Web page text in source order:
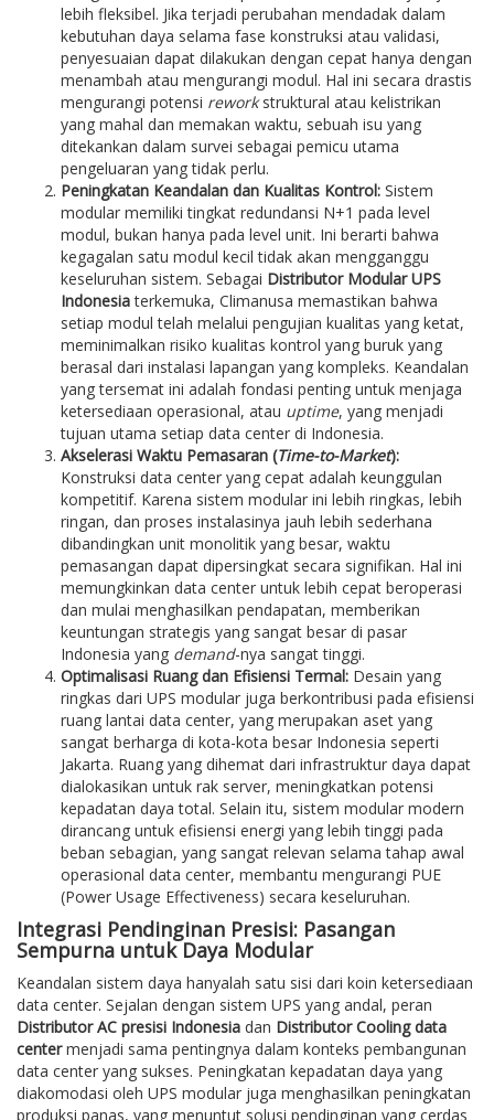
lebih fleksibel. Jika terjadi perubahan mendadak dalam
kebutuhan daya selama fase konstruksi atau validasi,
penyesuaian dapat dilakukan dengan cepat hanya dengan
menambah atau mengurangi modul. Hal ini secara drastis
mengurangi potensi reworkstruktural atau kelistrikan
yang mahal dan memakan waktu, sebuah isu yang
ditekankan dalam survei sebagai pemicu utama
pengeluaran yang tidak perlu.
Peningkatan Keandalan dan Kualitas Kontrol: Sistem
modular memiliki tingkat redundansi N+1 pada level
modul, bukan hanya pada level unit. Ini berarti bahwa
kegagalan satu modul kecil tidak akan mengganggu
keseluruhan sistem. Sebagai Distributor Modular UPS
Indonesiaterkemuka, Climanusa memastikan bahwa
setiap modul telah melalui pengujian kualitas yang ketat,
meminimalkan risiko kualitas kontrol yang buruk yang
berasal dari instalasi lapangan yang kompleks. Keandalan
yang tersemat ini adalah fondasi penting untuk menjaga
ketersediaan operasional, atau uptime, yang menjadi
tujuan utama setiap data center di Indonesia.
Akselerasi Waktu Pemasaran (Time-to-Market):
Konstruksi data center yang cepat adalah keunggulan
kompetitif. Karena sistem modular ini lebih ringkas, lebih
ringan, dan proses instalasinya jauh lebih sederhana
dibandingkan unit monolitik yang besar, waktu
pemasangan dapat dipersingkat secara signifikan. Hal ini
memungkinkan data center untuk lebih cepat beroperasi
dan mulai menghasilkan pendapatan, memberikan
keuntungan strategis yang sangat besar di pasar
Indonesia yang demand-nya sangat tinggi.
Optimalisasi Ruang dan Efisiensi Termal: Desain yang
ringkas dari UPS modular juga berkontribusi pada efisiensi
ruang lantai data center, yang merupakan aset yang
sangat berharga di kota-kota besar Indonesia seperti
Jakarta. Ruang yang dihemat dari infrastruktur daya dapat
dialokasikan untuk rak server, meningkatkan potensi
kepadatan daya total. Selain itu, sistem modular modern
dirancang untuk efisiensi energi yang lebih tinggi pada
beban sebagian, yang sangat relevan selama tahap awal
operasional data center, membantu mengurangi PUE
(Power Usage Effectiveness) secara keseluruhan.
Integrasi Pendinginan Presisi: Pasangan
Sempurna untuk Daya Modular
Keandalan sistem daya hanyalah satu sisi dari koin ketersediaan
data center. Sejalan dengan sistem UPS yang andal, peran
Distributor AC presisi Indonesia dan Distributor Cooling data
centermenjadi sama pentingnya dalam konteks pembangunan
data center yang sukses. Peningkatan kepadatan daya yang
diakomodasi oleh UPS modular juga menghasilkan peningkatan
produksi panas, yang menuntut solusi pendinginan yang cerdas